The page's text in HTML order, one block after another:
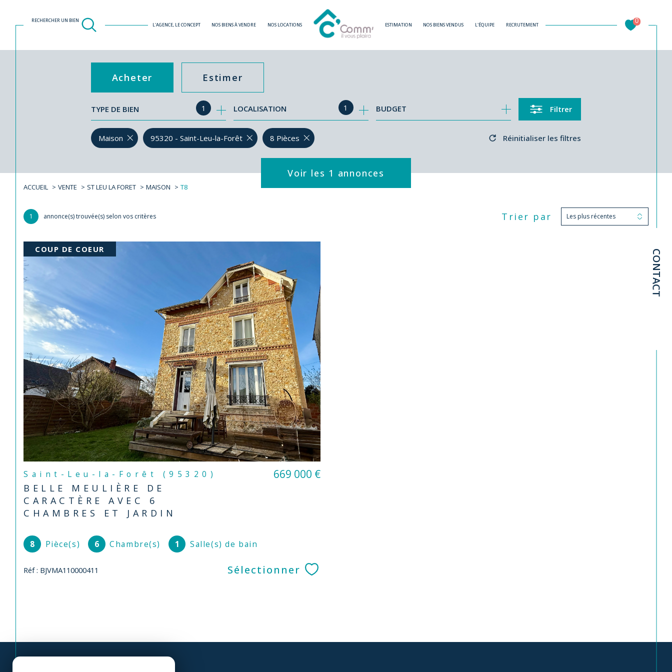
L'AGENCE, LE CONCEPT NOS BIENS À VENDRE NOS LOCATIONS ESTIMATION NOS BIENS VENDUS L'ÉQUIPE RECRUTEMENT
RECHERCHER UN BIEN 0
CONTACT
Acheter
de l'ancien
Estimer
TYPE DE BIEN 1 1
LOCALISATION BUDGET Filtrer
Voir les 1 annonces
Maison 95320 - Saint-Leu-la-Forêt 8 Pièces Réinitialiser les filtres
ACCUEIL VENTE ST LEU LA FORET MAISON T8
1 annonce(s) trouvée(s) selon vos critères Trier par Les plus récentes
COUP DE COEUR
Saint-Leu-la-Forêt (95320)
BELLE MEULIÈRE DE
CARACTÈRE AVEC 6
CHAMBRES ET JARDIN
669 000 €
8 Pièce(s) 6 Chambre(s) 1 Salle(s) de bain
Réf : BJVMA110000411 Sélectionner